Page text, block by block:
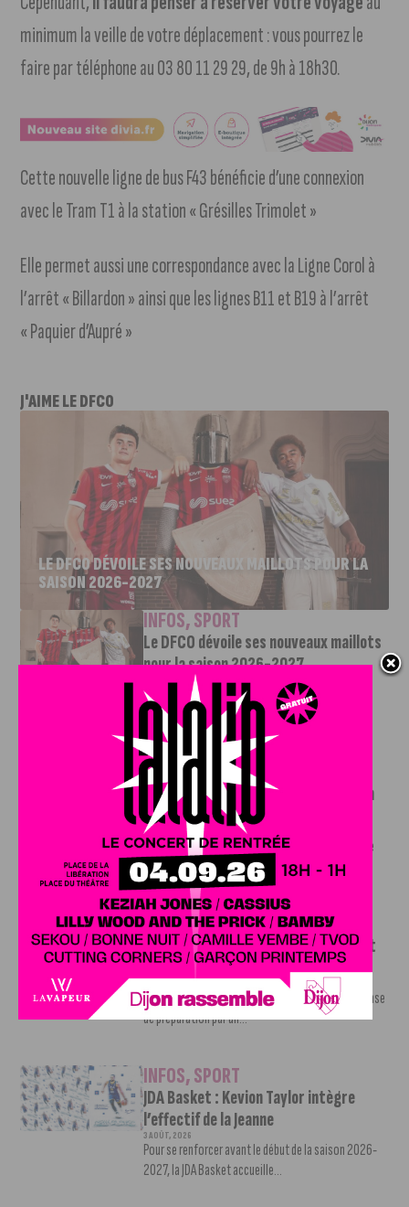
minimum la veille de votre déplacement : vous pourrez le
faire par téléphone au 03 80 11 29 29, de 9h à 18h30.
Cette nouvelle ligne de bus F43 bénéficie d’une connexion
avec le Tram T1 à la station « Grésilles Trimolet »
Elle permet aussi une correspondance avec la Ligne Corol à
l’arrêt « Billardon » ainsi que les lignes B11 et B19 à l’arrêt
« Paquier d’Aupré »
J'AIME LE DFCO
LE DFCO DÉVOILE SES NOUVEAUX MAILLOTS POUR LA
SAISON 2026-2027
INFOS,SPORT
Le DFCO dévoile ses nouveaux maillots
pour la saison 2026-2027
6 AOÛT, 2026
Le club dijonnais a présenté ses nouveaux maillots
pour son retour en Ligue 2....
INFOS,SPORT
Faire le tour de la Côte-d’Or à vélo en
trois jours : le défi de Victor Bosoni
5 AOÛT, 2026
Le challenge que s’apprête à relever l’ultra-cycliste
Victor Bosoni est simple : parcourir 571...
INFOS,SPORT
DFCO : une préparation sereine avant
le grand retour en Ligue 2
Contre l’AS Nancy Lorraine, le DFCO a achevé sa phase
de préparation par un...
INFOS,SPORT
JDA Basket : Kevion Taylor intègre
l’effectif de la Jeanne
3 AOÛT, 2026
Pour se renforcer avant le début de la saison 2026-
2027, la JDA Basket accueille...